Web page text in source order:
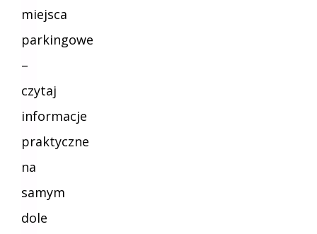
miejsca
parkingowe
–
czytaj
informacje
praktyczne
na
samym
dole